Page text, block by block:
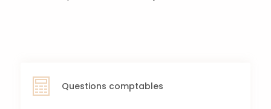
Questions comptables